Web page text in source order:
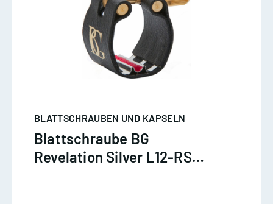
BLATTSCHRAUBEN UND KAPSELN
Blattschraube BG
Revelation Silver L12-RS